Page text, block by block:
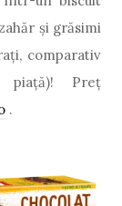
şi grăsimi
comparativ
piaţă)! Preţ
.